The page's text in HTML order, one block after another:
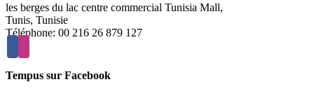
les berges du lac centre commercial Tunisia Mall,
Tunis, Tunisie
Téléphone: 00 216 26 879 127
Tempus sur Facebook